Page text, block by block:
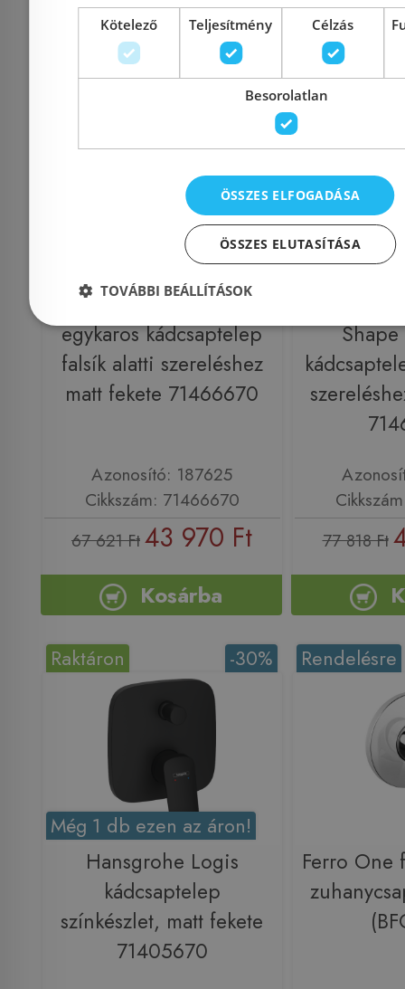
Kosárba
-35%
Még 5 db ezen az áron!
Hansgrohe Vernis Blend
egykaros kádcsaptelep
falsík alatti szereléshez
matt fekete 71466670
Azonosító: 187625
Cikkszám: 71466670
67 621 Ft43 970 Ft
Kosárba
Raktáron
Még 4 db
Shape
77 818 Ft
-30%
Raktáron
Még 1 db ezen az áron!
Hansgrohe Logis
kádcsaptelep
színkészlet, matt fekete
71405670
Rendelésre
Ferro One
Kötelező Teljesítmény Célzás
Besorolatlan
ÖSSZES ELFOGADÁSA
ÖSSZES ELUTASÍTÁSA
TOVÁBBI BEÁLLÍTÁSOK